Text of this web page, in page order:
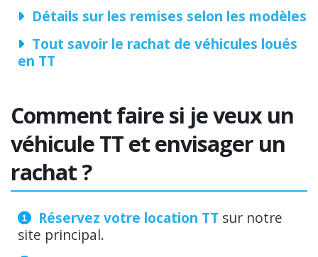
Détails sur les remises selon les modèles
Tout savoir le rachat de véhicules loués
en TT
Comment faire si je veux un
véhicule TT et envisager un
rachat ?
Réservez votre location TT sur notre
site principal.